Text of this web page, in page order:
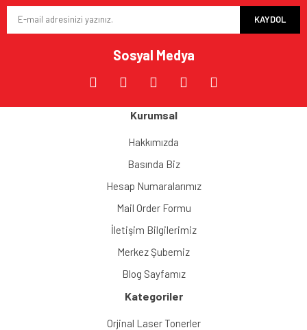
KAYDOL
Sosyal Medya
Kurumsal
Hakkımızda
Basında Biz
Hesap Numaralarımız
Mail Order Formu
İletişim Bilgilerimiz
Merkez Şubemiz
Blog Sayfamız
Kategoriler
Orjinal Laser Tonerler